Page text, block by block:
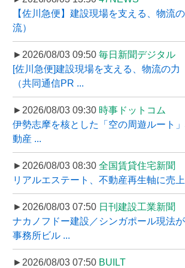
【佐川急便】建設現場を支える、物流
流）
►2026/08/03 09:50 毎日新聞デジタル
[佐川急便]建設現場を支える、物流の力
（共同通信PR ...
►2026/08/03 09:30 時事ドットコム
伊勢志摩を核とした「空の周遊ルート
動産 ...
►2026/08/03 08:30 全国賃貸住宅新聞
リアルエステート、不動産再生軸に売
►2026/08/03 07:50 日刊建設工業新聞
ナカノフドー建設／シンガポール現法
事務所ビル ...
►2026/08/03 07:50 BUILT